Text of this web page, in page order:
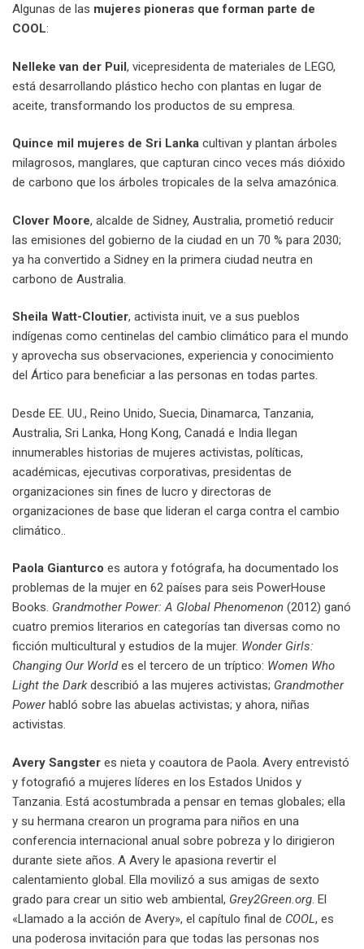
Algunas de las mujeres pioneras que forman parte de
COOL:
Nelleke van der Puil, vicepresidenta de materiales de LEGO,
está desarrollando plástico hecho con plantas en lugar de
aceite, transformando los productos de su empresa.
Quince mil mujeres de Sri Lanka cultivan y plantan árboles
milagrosos, manglares, que capturan cinco veces más dióxido
de carbono que los árboles tropicales de la selva amazónica.
Clover Moore, alcalde de Sidney, Australia, prometió reducir
las emisiones del gobierno de la ciudad en un 70 % para 2030;
ya ha convertido a Sidney en la primera ciudad neutra en
carbono de Australia.
Sheila Watt-Cloutier, activista inuit, ve a sus pueblos
indígenas como centinelas del cambio climático para el mundo
y aprovecha sus observaciones, experiencia y conocimiento
del Ártico para beneficiar a las personas en todas partes.
Desde EE. UU., Reino Unido, Suecia, Dinamarca, Tanzania,
Australia, Sri Lanka, Hong Kong, Canadá e India llegan
innumerables historias de mujeres activistas, políticas,
académicas, ejecutivas corporativas, presidentas de
organizaciones sin fines de lucro y directoras de
organizaciones de base que lideran el carga contra el cambio
climático..
Paola Gianturco es autora y fotógrafa, ha documentado los
problemas de la mujer en 62 países para seis PowerHouse
Books. Grandmother Power: A Global Phenomenon (2012) ganó
cuatro premios literarios en categorías tan diversas como no
ficción multicultural y estudios de la mujer. Wonder Girls:
Changing Our Worldes el tercero de un tríptico: Women Who
Light the Darkdescribió a las mujeres activistas; Grandmother
Powerhabló sobre las abuelas activistas; y ahora, niñas
activistas.
Avery Sangster es nieta y coautora de Paola. Avery entrevistó
y fotografió a mujeres líderes en los Estados Unidos y
Tanzania. Está acostumbrada a pensar en temas globales; ella
y su hermana crearon un programa para niños en una
conferencia internacional anual sobre pobreza y lo dirigieron
durante siete años. A Avery le apasiona revertir el
calentamiento global. Ella movilizó a sus amigas de sexto
grado para crear un sitio web ambiental, Grey2Green.org . El
«Llamado a la acción de Avery», el capítulo final de COOL, es
una poderosa invitación para que todas las personas nos